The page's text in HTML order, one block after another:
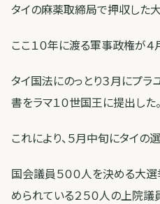
タイの麻薬取締局で押収した
ここ１０年に渡る軍事政権が４
タイ国法にのっとり３月にプ
書をラマ１０世国王に提出した。
これにより、５月中旬にタイの
国会議員５００人を決める大
められている２５０人の上院議